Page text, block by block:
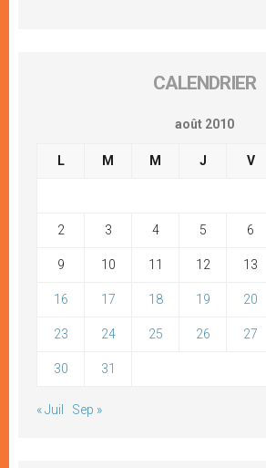
CALENDRIER
août 2010
L M M J V
2 3 4 5 6
9 10 11 12 13
16 17 18 19 20
23 24 25 26 27
30 31
« Juil Sep »